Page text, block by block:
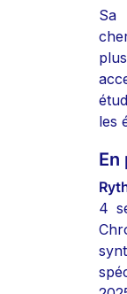
Sa
les
En
4